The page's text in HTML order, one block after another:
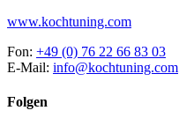
www.kochtuning.com
Fon: +49 (0) 76 22 66 83 03
E-Mail: info@kochtuning.com
Folgen